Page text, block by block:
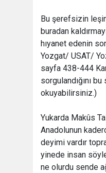
Bu şerefsizin
buradan
hıyanet edenin
Yozgat/ USAT/
sayfa 438-444
sorgulandığını
okuyabilirsiniz.)
Yukarda Makûs
Anadolunun
deyimi vardır
yinede insan
ne olurdu sende